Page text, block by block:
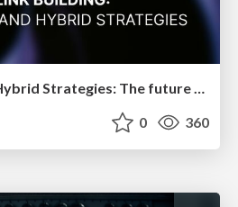
Impact Scores and Hybrid Strategies: The future of link building
0 360